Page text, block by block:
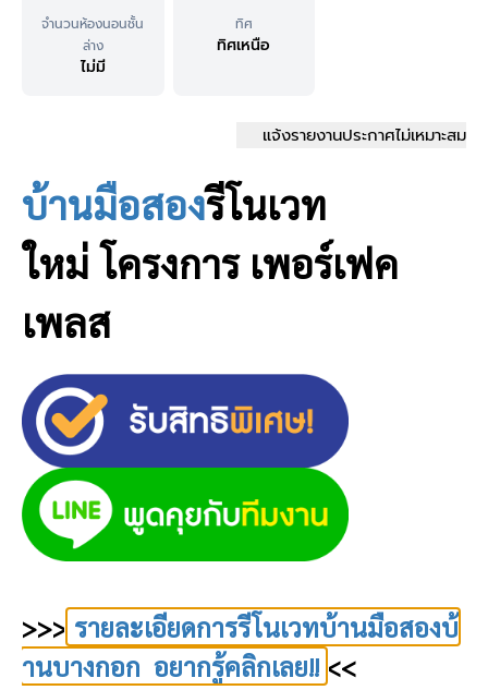
จำนวนห้องนอนชั้น
ล่าง
ไม่มี
ทิศ
ทิศเหนือ
แจ้งรายงานประกาศไม่เหมาะสม
บ้านมือสองรีโนเวท
ใหม่ โครงการ เพอร์เฟค
เพลส
>>> รายละเอียดการรีโนเวทบ้านมือสองบ้
านบางกอก อยากรู้คลิกเลย!! <<